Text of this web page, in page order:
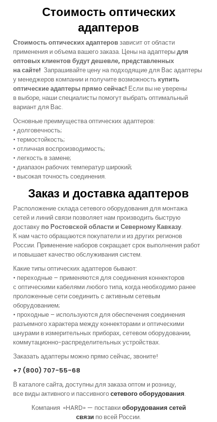
Стоимость оптических
адаптеров
Стоимость оптических адаптеровзависит от области
применения и объема вашего заказа. Цены на адаптерыдля
оптовых клиентов будут дешевле, представленных
на сайте! Запрашивайте цену на подходящие для Вас адаптеры
у менеджеров компании и получите возможность купить
оптические адаптеры прямо сейчас! Если вы не уверены
в выборе, наши специалисты помогут выбрать оптимальный
вариант для Вас.
Основные преимущества оптических адаптеров:
• долговечность;
• термостойкость;
• отличная воспроизводимость;
• легкость в замене;
• диапазон рабочих температур широкий;
• высокая точность соединения.
Заказ и доставка адаптеров
Расположение склада сетевого оборудования для монтажа
сетей и линий связи позволяет нам производить быструю
доставку по Ростовской области и Северному Кавказу.
К нам часто обращаются покупатели и из других регионов
России. Применение наборов сокращает срок выполнения работ
и повышает качество обслуживания систем.
Какие типы оптических адаптеров бывают:
• переходные – применяются для соединения коннекторов
с оптическими кабелями любого типа, когда необходимо ранее
проложенные сети соединить с активным сетевым
оборудованием;
• проходные – используются для обеспечения соединения
разъемного характера между коннекторами и оптическими
шнурами в измерительных приборах, сетевом оборудовании,
коммутационно-распределительных устройствах.
Заказать адаптеры можно прямо сейчас, звоните!
+7 (800) 707-55-68
В каталоге сайта, доступны для заказа оптом и розницу,
все виды активного и пассивногосетевого оборудования.
Компания «HARD» — поставкиоборудования сетей
связи по всей России.